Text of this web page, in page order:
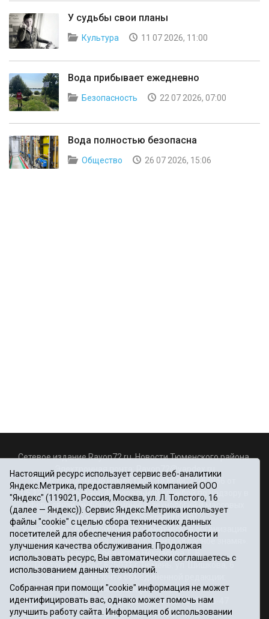
У судьбы свои планы
Культура 11 07 2026, 11:00
Вода прибывает ежедневно
Безопасность 22 07 2026, 07:00
Вода полностью безопасна
Общество 26 07 2026, 15:06
Сетевое издание Rayon72.ru. Новости Тюменского района.
Rayon72@yandex.ru
Регистрационный номер СМИ Эл № ФС77-67956 от
06.12.2016г., выдано Федеральной службой по надзору в
сфере связи, информационных технологий и массовых
коммуникаций (Роскомнадзор)
Учредитель: Автономная некоммерческая организация
«Информационно-издательский центр «Красное знамя».
Главный редактор Некрасова Т. В.
Почтовый адрес: 625031 г.Тюмень. ул. Шишкова, 6
Электронная почта объединенной редакции:
krasnoeznam@rambler.ru
Телефоны 8 (3452) 34-80-60, 69-56-73, 69-56-47
Политика оператора
Настоящий ресурс использует сервис веб-аналитики
Яндекс.Метрика, предоставляемый компанией ООО
"Яндекс" (119021, Россия, Москва, ул. Л. Толстого, 16
(далее — Яндекс)). Сервис Яндекс.Метрика использует
файлы "cookie" с целью сбора технических данных
посетителей для обеспечения работоспособности и
улучшения качества обслуживания. Продолжая
использовать ресурс, Вы автоматически соглашаетесь с
использованием данных технологий.
Собранная при помощи "cookie" информация не может
идентифицировать вас, однако может помочь нам
улучшить работу сайта. Информация об использовании